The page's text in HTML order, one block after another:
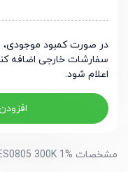
در صورت کمبود موجودی،
سفارشات خارجی اضافه
اعلام شود.
مشخصات RES0805 300K 1%